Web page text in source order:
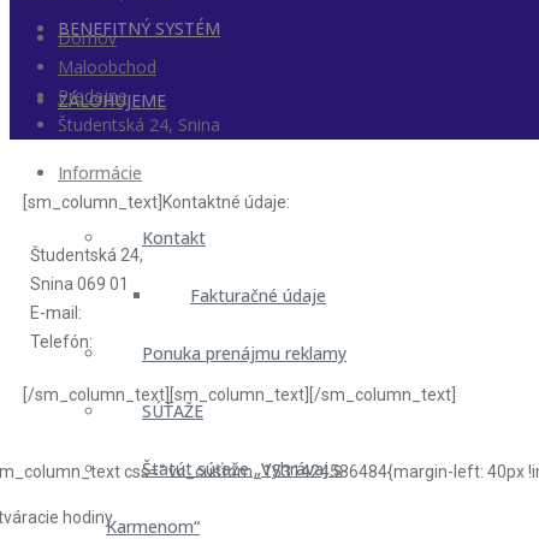
BENEFITNÝ SYSTÉM
ZÁLOHUJEME
Informácie
Kontakt
Fakturačné údaje
Ponuka prenájmu reklamy
SÚŤAŽE
Štatút súťaže „Vyhrávaj s
Karmenom“
Domov
Maloobchod
Predajne
Študentská 24, Snina
[sm_column_text]Kontaktné údaje:
Študentská 24,
Snina 069 01
E-mail:
Telefón:
[/sm_column_text][sm_column_text][/sm_column_text]
css=“.vc_custom_1531424586484{margin-left: 40px
hodiny